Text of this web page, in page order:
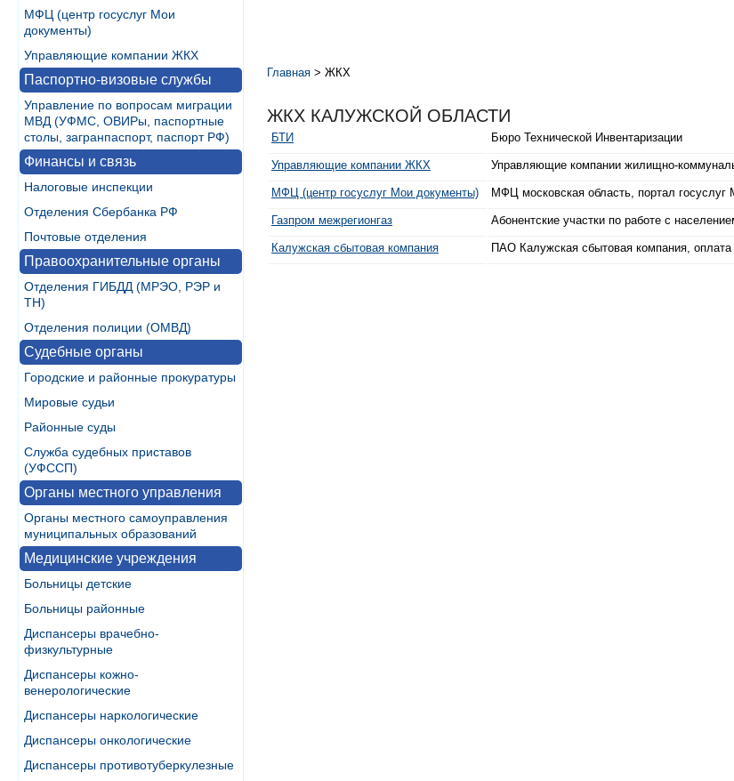
МФЦ (центр госуслуг Мои
документы)
Управляющие компании ЖКХ
Паспортно-визовые службы
Управление по вопросам миграции
МВД (УФМС, ОВИРы, паспортные
столы, загранпаспорт, паспорт РФ)
Финансы и связь
Налоговые инспекции
Отделения Сбербанка РФ
Почтовые отделения
Правоохранительные органы
Отделения ГИБДД (МРЭО, РЭР и
ТН)
Отделения полиции (ОМВД)
Судебные органы
Городские и районные прокуратуры
Мировые судьи
Районные суды
Служба судебных приставов
(УФССП)
Органы местного управления
Органы местного самоуправления
муниципальных образований
Медицинские учреждения
Больницы детские
Больницы районные
Диспансеры врачебно-
физкультурные
Диспансеры кожно-
венерологические
Диспансеры наркологические
Диспансеры онкологические
Диспансеры противотуберкулезные
Главная > ЖКХ
ЖКХ КАЛУЖСКОЙ ОБЛАСТИ
БТИ Бюро Технической Инвентаризации
Управляющие компании ЖКХ Управляющие компании жилищно-
МФЦ (центр госуслуг Мои документы) МФЦ московская область, портал
Газпром межрегионгаз Абонентские участки по работе с
Калужская сбытовая компания ПАО Калужская сбытовая компания, оплата